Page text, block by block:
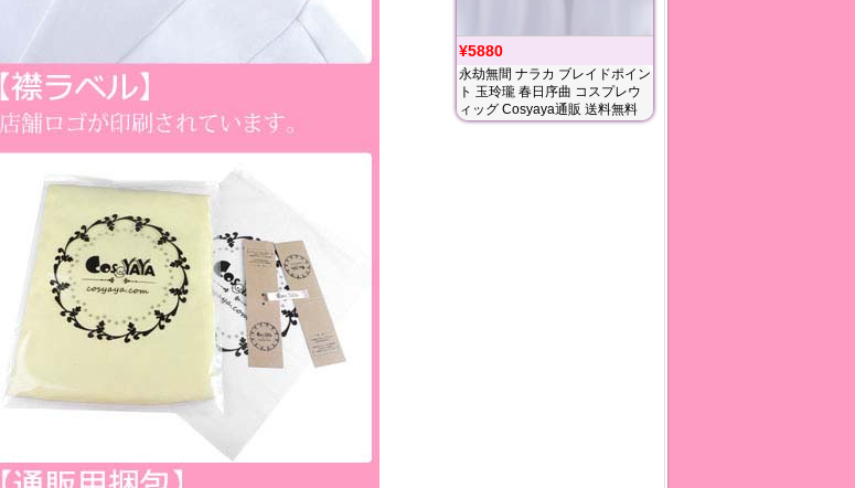
¥5880
永劫無間 ナラカ ブレイドポイン
ト 玉玲瓏 春日序曲 コスプレウ
ィッグ Cosyaya通販 送料無料